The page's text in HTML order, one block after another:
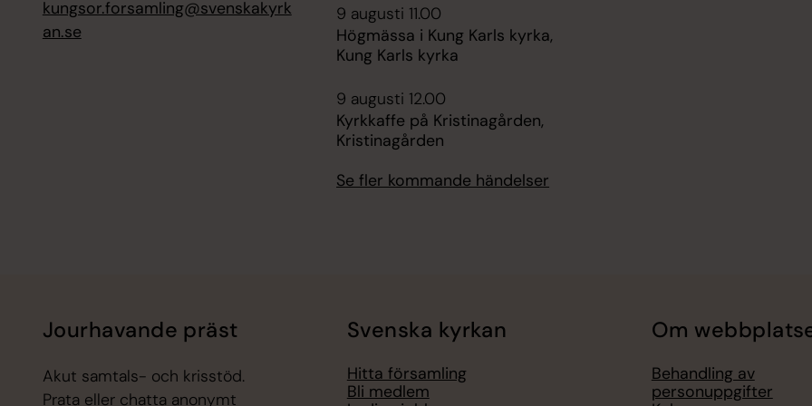
kungsor.forsamling@svenskakyrk
an.se
9 augusti 11.00
Högmässa i Kung Karls kyrka,
Kung Karls kyrka
9 augusti 12.00
Kyrkkaffe på Kristinagården,
Kristinagården
Se fler kommande händelser
Jourhavande präst
Akut samtals- och krisstöd.
Prata eller chatta anonymt
Svenska kyrkan
Hitta församling
Bli medlem
Om
Behandling av
personuppgifter